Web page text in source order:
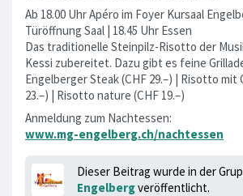
Ab 18.00 Uhr Apéro im Foyer Kursaal
Türöffnung Saal | 18.45 Uhr Essen
Das traditionelle Steinpilz-Risotto der
Kessi zubereitet. Dazu gibt es feine
Engelberger Steak (CHF 29.–) | Risotto mit
23.–) | Risotto nature (CHF 19.–)
Anmeldung zum Nachtessen:
www.mg-engelberg.ch/nachtessen
Dieser Beitrag wurde in der
Engelbergveröffentlicht.